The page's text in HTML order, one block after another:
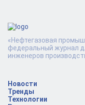
Новости
Тренды
Технологии
«Нефтегазовая
федеральный журнал
инженеров